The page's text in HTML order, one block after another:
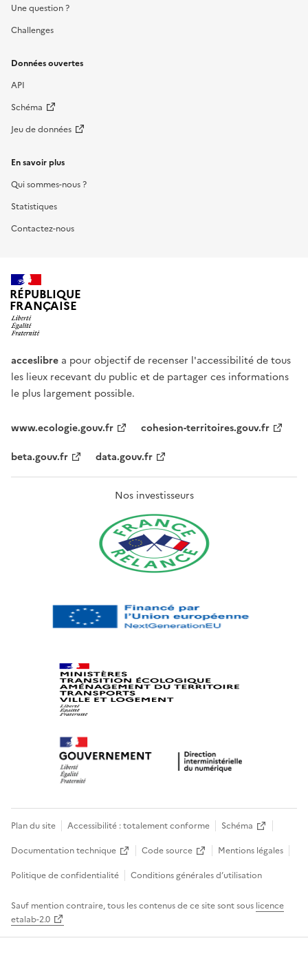
Une question ?
Challenges
Données ouvertes
API
Schéma
Jeu de données
En savoir plus
Qui sommes-nous ?
Statistiques
Contactez-nous
RÉPUBLIQUE
FRANÇAISE
acceslibre a pour objectif de recenser l'accessibilité de tous
les lieux recevant du public et de partager ces informations
le plus largement possible.
www.ecologie.gouv.fr
cohesion-territoires.gouv.fr
beta.gouv.fr
data.gouv.fr
Nos investisseurs
Plan du site Accessibilité : totalement conforme
Schéma
Documentation technique
Code source
Mentions légales
Politique de confidentialité
Conditions générales d’utilisation
Sauf mention contraire, tous les contenus de ce site sont sous licence
etalab-2.0